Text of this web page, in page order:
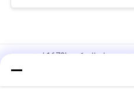
AS SMC نوع طريقة واحدة هوائي تدفق صمام التحكم، 1670L / دقيقة
ASC صمام التحكم في تدفق الهواء G1/2" صمام تنظيم تدفق واحد